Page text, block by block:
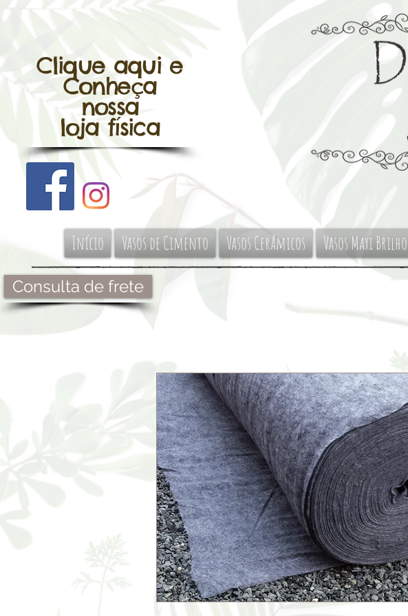
Clique aqui e
Conheça
nossa
loja física
Início Vasos de Cimento Vasos Cerâmicos Vasos Maxi Brilho
Consulta de frete